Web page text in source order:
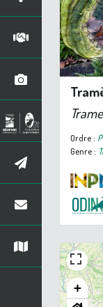
Ordre :
Genre :
+